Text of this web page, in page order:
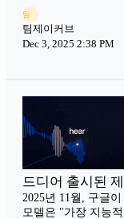
팀
팀제이커브
Dec 3, 2025 2:38 PM
드디어 출시된
2025년 11월, 구글
모델은 "가장 지능